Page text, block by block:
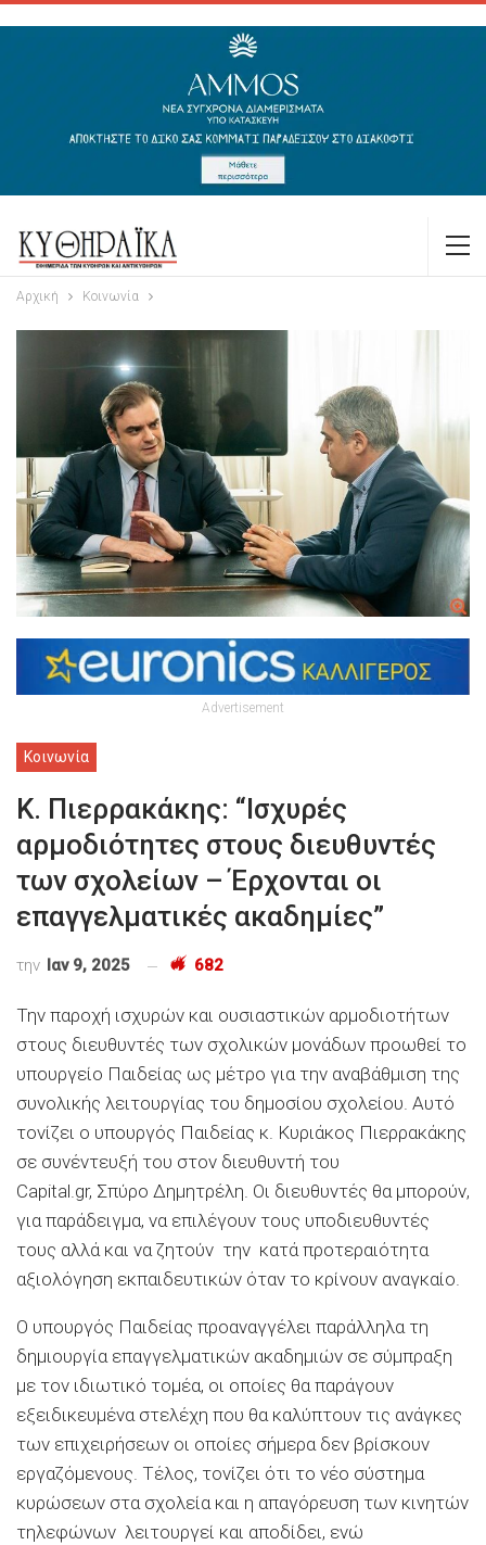
Αρχική Κοινωνία
Advertisement
Κοινωνία
Κ. Πιερρακάκης: “Ισχυρές
αρμοδιότητες στους διευθυντές
των σχολείων – Έρχονται οι
επαγγελματικές ακαδημίες”
την Ιαν 9, 2025 682
Την παροχή ισχυρών και ουσιαστικών αρμοδιοτήτων
στους διευθυντές των σχολικών μονάδων προωθεί το
υπουργείο Παιδείας ως μέτρο για την αναβάθμιση της
συνολικής λειτουργίας του δημοσίου σχολείου. Αυτό
τονίζει ο υπουργός Παιδείας κ. Κυριάκος Πιερρακάκης
σε συνέντευξή του στον διευθυντή του
Capital.gr, Σπύρο Δημητρέλη. Οι διευθυντές θα μπορούν,
για παράδειγμα, να επιλέγουν τους υποδιευθυντές
τους αλλά και να ζητούν την κατά προτεραιότητα
αξιολόγηση εκπαιδευτικών όταν το κρίνουν αναγκαίο.
Ο υπουργός Παιδείας προαναγγέλει παράλληλα τη
δημιουργία επαγγελματικών ακαδημιών σε σύμπραξη
με τον ιδιωτικό τομέα, οι οποίες θα παράγουν
εξειδικευμένα στελέχη που θα καλύπτουν τις ανάγκες
των επιχειρήσεων οι οποίες σήμερα δεν βρίσκουν
εργαζόμενους. Τέλος, τονίζει ότι το νέο σύστημα
κυρώσεων στα σχολεία και η απαγόρευση των κινητών
τηλεφώνων λειτουργεί και αποδίδει, ενώ